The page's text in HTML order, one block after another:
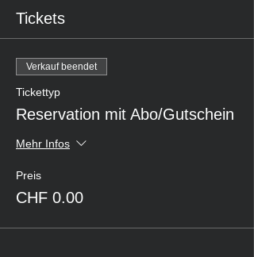
Tickets
Verkauf beendet
Tickettyp
Reservation mit Abo/Gutschein
Mehr Infos
Preis
CHF 0.00